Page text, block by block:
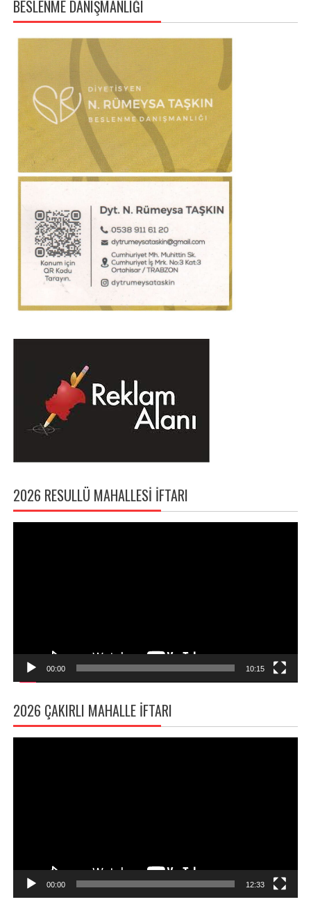
BESLENME DANIŞMANLIĞI
2026 RESULLÜ MAHALLESI İFTARI
00:00 10:15
2026 ÇAKIRLI MAHALLE İFTARI
00:00 12:33